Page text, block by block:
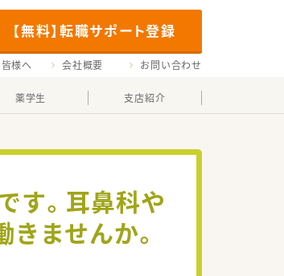
【無料】転職サポート登録
様へ 会社概要 お問い合わせ
薬学生 支店紹介
す。耳鼻科や
ませんか。